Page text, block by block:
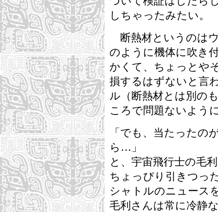
しちゃったみたい。
断熱材というのは
のように機体に吹き
かくて、ちょっとや
損するはずないと言
ル（断熱材とは別の
ころで問題ないよう
「でも、当たったの
ら…」
と、宇宙飛行士の毛
ちょっぴり引きつっ
シャトルのニュース
毛利さんは常に冷静